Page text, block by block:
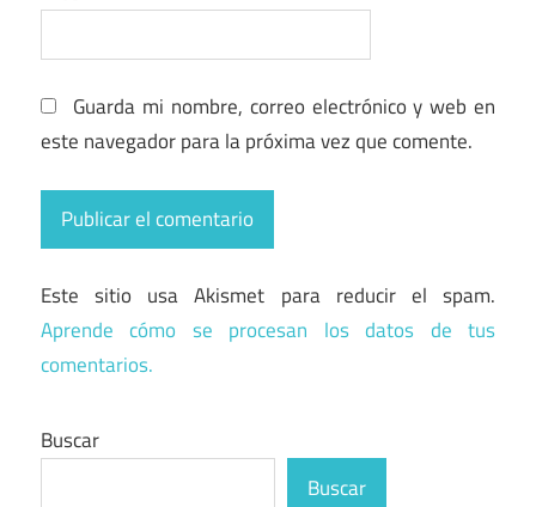
Guarda mi nombre, correo electrónico y web en
este navegador para la próxima vez que comente.
Este sitio usa Akismet para reducir el spam.
Aprende cómo se procesan los datos de tus
comentarios.
Buscar
Buscar